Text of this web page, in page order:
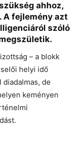
ahhoz,
A fejlemény azt
szóló
– a blokk
helyi idő
de
keményen